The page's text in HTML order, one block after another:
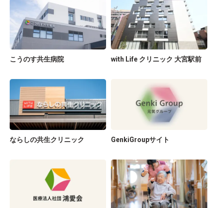
こうのす共生病院 with Life クリニック 大宮駅前
ならしの共生クリニック GenkiGroupサイト